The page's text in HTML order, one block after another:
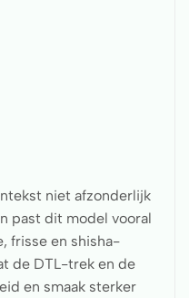
niet afzonderlijk
past dit model vooral
frisse en shisha-
de DTL-trek en de
en smaak sterker